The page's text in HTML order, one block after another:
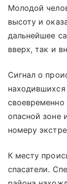
Молодой
высоту и
дальнейшее
вверх, так и
Сигнал о
опасной зоне
номеру
К месту
спасатели.